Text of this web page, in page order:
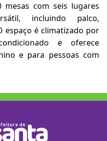
mesas com seis lugares
incluindo palco,
espaço é climatizado por
e oferece
e para pessoas com